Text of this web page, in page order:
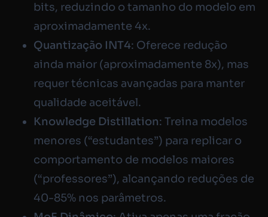
bits, reduzindo o tamanho do modelo em
aproximadamente 4x.
Quantização INT4: Oferece redução
ainda maior (aproximadamente 8x), mas
requer técnicas avançadas para manter
qualidade aceitável.
Knowledge Distillation: Treina modelos
menores (“estudantes”) para replicar o
comportamento de modelos maiores
(“professores”), alcançando reduções de
40-85% nos parâmetros.